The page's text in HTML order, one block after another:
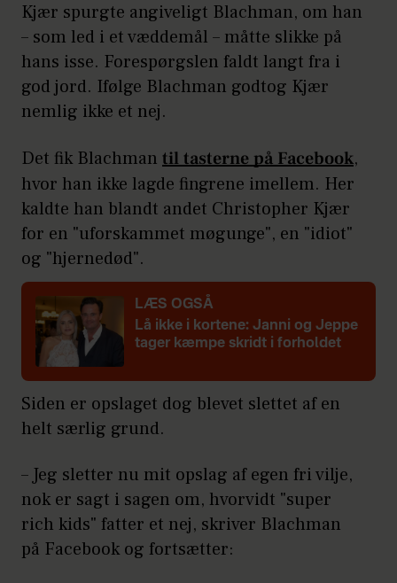
Kjær spurgte angiveligt Blachman, om han
– som led i et væddemål – måtte slikke på
hans isse. Forespørgslen faldt langt fra i
god jord. Ifølge Blachman godtog Kjær
nemlig ikke et nej.
Det fik Blachman til tasterne på Facebook,
hvor han ikke lagde fingrene imellem. Her
kaldte han blandt andet Christopher Kjær
for en "uforskammet møgunge", en "idiot"
og "hjernedød".
LÆS OGSÅ
Lå ikke i kortene: Janni og Jeppe
tager kæmpe skridt i forholdet
Siden er opslaget dog blevet slettet af en
helt særlig grund.
– Jeg sletter nu mit opslag af egen fri vilje,
nok er sagt i sagen om, hvorvidt "super
rich kids" fatter et nej, skriver Blachman
på Facebook og fortsætter: